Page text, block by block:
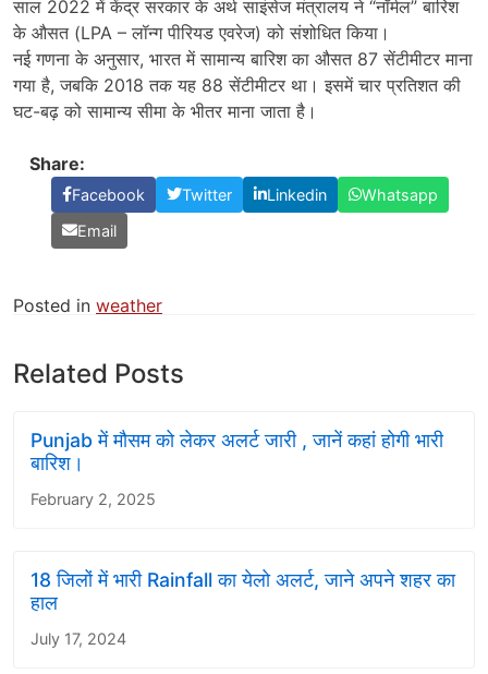
साल 2022 में केंद्र सरकार के अर्थ साइंसेज मंत्रालय ने “नॉर्मल” बारिश
के औसत (LPA – लॉन्ग पीरियड एवरेज) को संशोधित किया।
नई गणना के अनुसार, भारत में सामान्य बारिश का औसत 87 सेंटीमीटर माना
गया है, जबकि 2018 तक यह 88 सेंटीमीटर था। इसमें चार प्रतिशत की
घट-बढ़ को सामान्य सीमा के भीतर माना जाता है।
Share:
Facebook Twitter Linkedin
Whatsapp
Email
Posted in weather
Related Posts
Punjab में मौसम को लेकर अलर्ट जारी , जानें कहां होगी भारी
बारिश।
February 2, 2025
18 जिलों में भारी Rainfall का येलो अलर्ट, जाने अपने शहर का
हाल
July 17, 2024